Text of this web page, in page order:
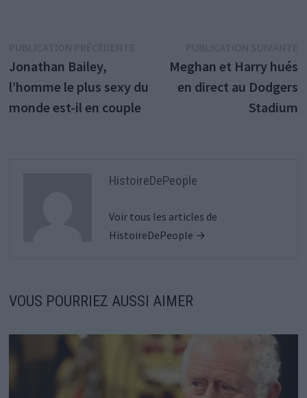
de
l’article
précédente :
Jonathan Bailey,
l’homme le plus sexy du
monde est-il en couple
Meghan et Harry hués
en direct au Dodgers
Stadium
HistoireDePeople
Voir tous les articles de
HistoireDePeople →
VOUS POURRIEZ AUSSI AIMER